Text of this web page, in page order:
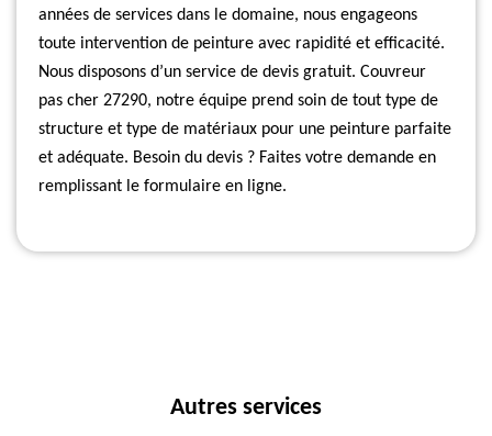
années de services dans le domaine, nous engageons
toute intervention de peinture avec rapidité et efficacité.
Nous disposons d’un service de devis gratuit. Couvreur
pas cher 27290, notre équipe prend soin de tout type de
structure et type de matériaux pour une peinture parfaite
et adéquate. Besoin du devis ? Faites votre demande en
remplissant le formulaire en ligne.
Autres services